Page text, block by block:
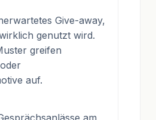
Give-away,
genutzt wird.
greifen
auf.